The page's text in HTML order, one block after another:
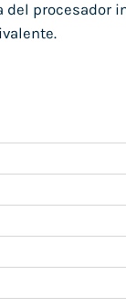
procesador